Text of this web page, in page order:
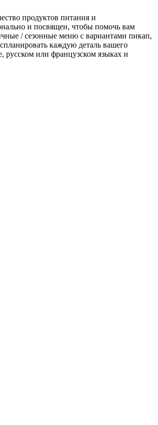
продуктов питания и
и посвящен, чтобы помочь вам
/ сезонные меню с вариантами пикап,
каждую деталь вашего
русском или французском языках и